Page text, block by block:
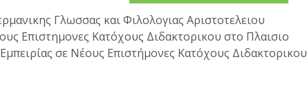
Γλωσσας και Φιλολογιας Αριστοτελειου
Επιστημονες Κατόχους Διδακτορικου στο Πλαισιο
σε Νέους Επιστήμονες Κατόχους Διδακτορικου